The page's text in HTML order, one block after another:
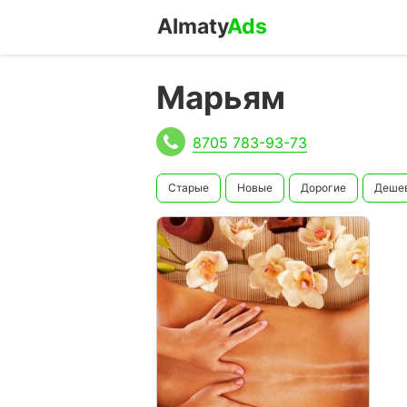
AlmatyAds
Марьям
8705 783-93-73
Старые Новые Дорогие